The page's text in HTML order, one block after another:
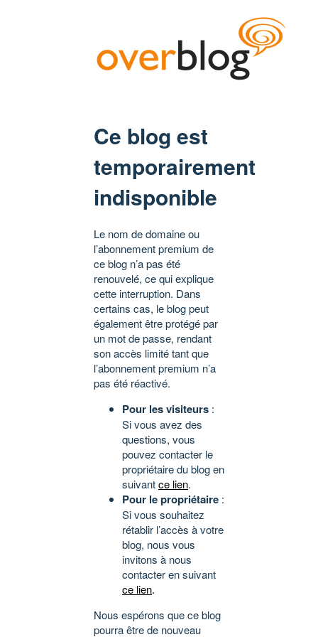
Ce blog est
temporairement
indisponible
Le nom de domaine ou
l’abonnement premium de
ce blog n’a pas été
renouvelé, ce qui explique
cette interruption. Dans
certains cas, le blog peut
également être protégé par
un mot de passe, rendant
son accès limité tant que
l’abonnement premium n’a
pas été réactivé.
Pour les visiteurs :
Si vous avez des
questions, vous
pouvez contacter le
propriétaire du blog en
suivantce lien.
Pour le propriétaire :
Si vous souhaitez
rétablir l’accès à votre
blog, nous vous
invitons à nous
contacter en suivant
ce lien.
Nous espérons que ce blog
pourra être de nouveau